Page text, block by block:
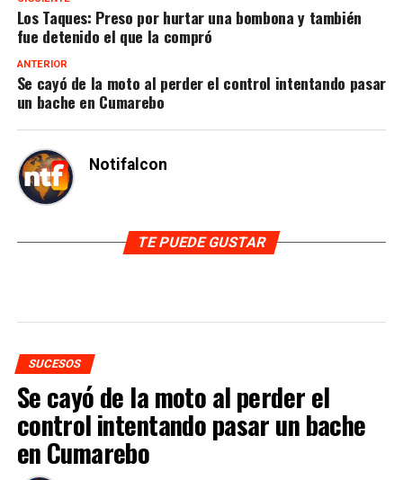
Los Taques: Preso por hurtar una bombona y también
fue detenido el que la compró
ANTERIOR
Se cayó de la moto al perder el control intentando pasar
un bache en Cumarebo
Notifalcon
TE PUEDE GUSTAR
SUCESOS
Se cayó de la moto al perder el
control intentando pasar un bache
en Cumarebo